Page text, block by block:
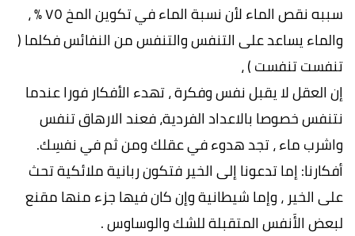
سببه نقص الماء لأن نسبة الماء في تكوين المخ ٧٥ % ،
والماء يساعد على التنفس والتنفس من النفائس فكلما (
تنفست تنفست ) ،
إن العقل لا يقبل نفس وفكرة ، تهدء الأفكار فورا عندما
نتنفس خصوصا بالاعداد الفردية، فعند الارهاق تنفس
واشرب ماء ، تجد هدوء في عقلك ومن ثم في نفسِك.
أفكارنا: إما تدعونا إلى الخير فتكون ربانية ملائكية تحث
على الخير ، وإما شيطانية وإن كان فيها جزء منها مقنع
لبعض الأَنفس المتقبلة للشك والوساوس .